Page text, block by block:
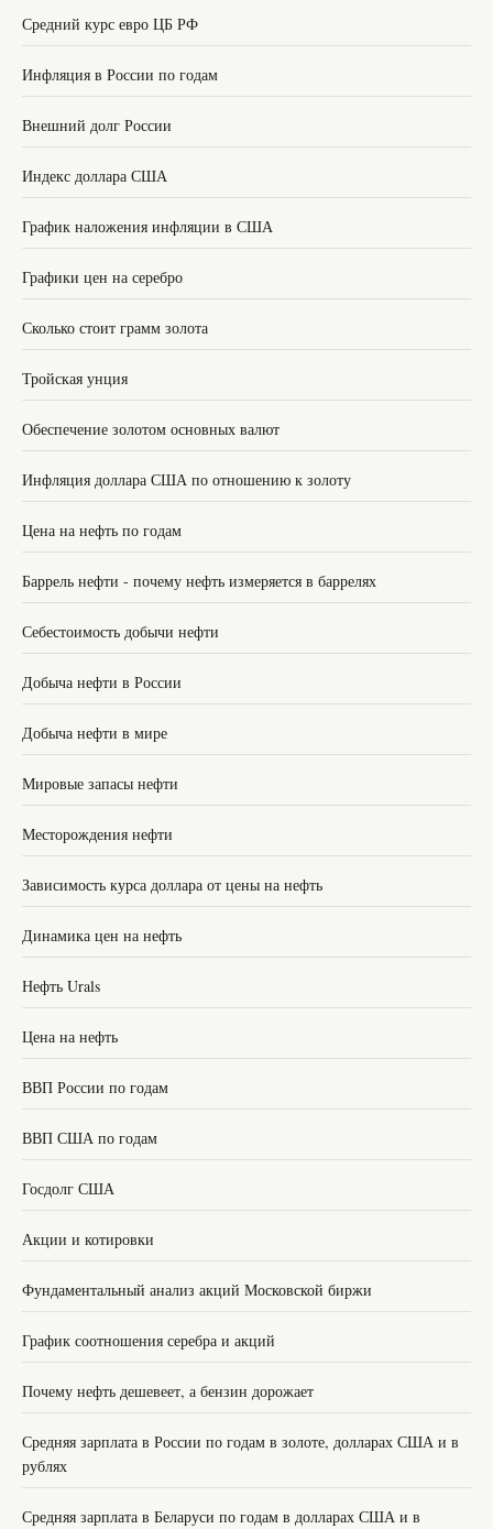
Средний курс евро ЦБ РФ
Инфляция в России по годам
Внешний долг России
Индекс доллара США
График наложения инфляции в США
Графики цен на серебро
Сколько стоит грамм золота
Тройская унция
Обеспечение золотом основных валют
Инфляция доллара США по отношению к золоту
Цена на нефть по годам
Баррель нефти - почему нефть измеряется в баррелях
Себестоимость добычи нефти
Добыча нефти в России
Добыча нефти в мире
Мировые запасы нефти
Месторождения нефти
Зависимость курса доллара от цены на нефть
Динамика цен на нефть
Нефть Urals
Цена на нефть
ВВП России по годам
ВВП США по годам
Госдолг США
Акции и котировки
Фундаментальный анализ акций Московской биржи
График соотношения серебра и акций
Почему нефть дешевеет, а бензин дорожает
Средняя зарплата в России по годам в золоте, долларах США и в
рублях
Средняя зарплата в Беларуси по годам в долларах США и в